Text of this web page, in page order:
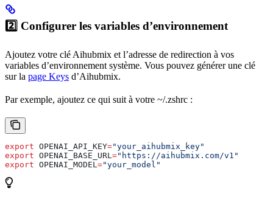
2️⃣ Configurer les variables d’environnement
Ajoutez votre clé Aihubmix et l’adresse de redirection à vos
variables d’environnement système. Vous pouvez générer une clé
sur la page Keys d’Aihubmix.
Par exemple, ajoutez ce qui suit à votre ~/.zshrc :
export OPENAI_API_KEY="your_aihubmix_key"
export OPENAI_BASE_URL="https://aihubmix.com/v1"
export OPENAI_MODEL="your_model"